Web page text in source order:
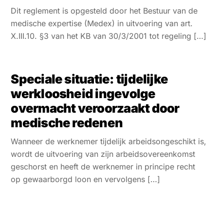
Dit reglement is opgesteld door het Bestuur van de
medische expertise (Medex) in uitvoering van art.
X.III.10. §3 van het KB van 30/3/2001 tot regeling […]
Speciale situatie: tijdelijke
werkloosheid ingevolge
overmacht veroorzaakt door
medische redenen
Wanneer de werknemer tijdelijk arbeidsongeschikt is,
wordt de uitvoering van zijn arbeidsovereenkomst
geschorst en heeft de werknemer in principe recht
op gewaarborgd loon en vervolgens […]